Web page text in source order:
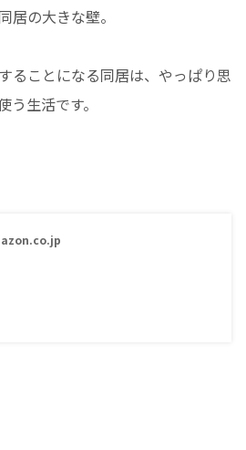
居の大きな壁。
ることになる同居は、やっぱり思
う生活です。